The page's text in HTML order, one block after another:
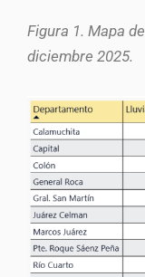
Figura 1. Mapa
diciembre 2025.